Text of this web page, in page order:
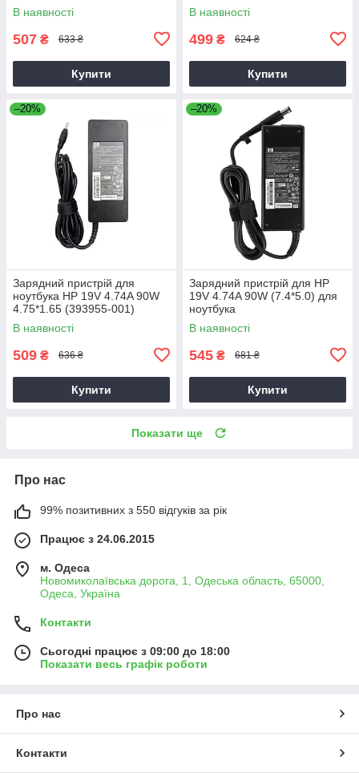
В наявності
507 ₴ 633 ₴
Купити
В наявності
499 ₴ 624 ₴
Купити
–20%
Зарядний пристрій для
ноутбука HP 19V 4.74A 90W
4.75*1.65 (393955-001)
В наявності
509 ₴ 636 ₴
Купити
–20%
Зарядний пристрій для HP
19V 4.74A 90W (7.4*5.0) для
ноутбука
В наявності
545 ₴ 681 ₴
Купити
Показати ще
Про нас
99% позитивних з 550 відгуків за рік
Працює з 24.06.2015
м. Одеса
Новомиколаївська дорога, 1, Одеська область, 65000,
Одеса, Україна
Контакти
Сьогодні працює з 09:00 до 18:00
Показати весь графік роботи
Про нас
Контакти